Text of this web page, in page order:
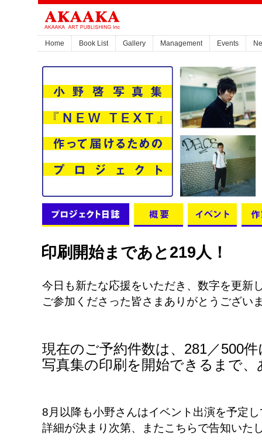
Home Book List Gallery Management Events
印刷開始まであと219人！
今日も新たな応援をいただき、数字を更新
ご参加くださった皆さまありがとうござい
現在のご予約件数は、281／500
写真集の印刷を開始できるまで
8月以降も小野さんはイベント出演を予定
詳細が決まり次第、またこちらで告知いた